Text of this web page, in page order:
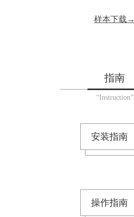
样本下载→
指南
“Instruction”
安装指南
操作指南